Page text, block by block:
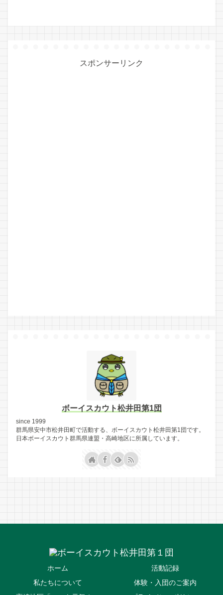
スポンサーリンク
ボーイスカウト松井田第1団
since 1999
群馬県安中市松井田町で活動する、ボーイスカウト松井田第1団です。
日本ボーイスカウト群馬県連盟・高崎地区に所属しています。
ホーム
活動記録
私たちについて
体験・入団のご案内